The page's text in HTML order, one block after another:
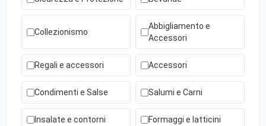
Collezionismo
Abbigliamento e
Accessori
Regali e accessori Accessori
Condimenti e Salse Salumi e Carni
Insalate e contorni Formaggi e latticini